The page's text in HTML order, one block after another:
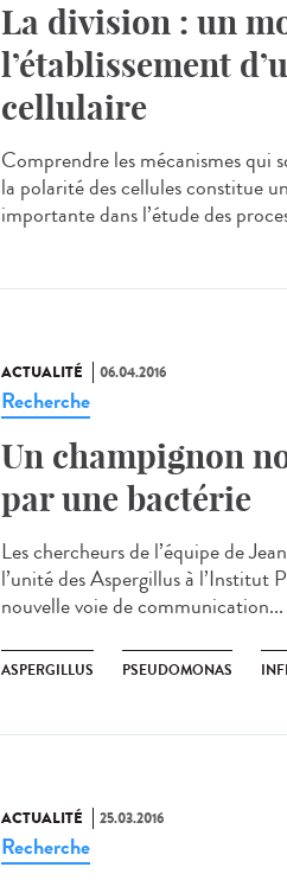
La division : un
l’établissement
cellulaire
Comprendre les mécanismes qui
la polarité des cellules constitue
importante dans l’étude des
ACTUALITÉ 06.04.2016
Recherche
Un champignon
par une bactérie
Les chercheurs de l’équipe de
l’unité des Aspergillus à
nouvelle voie de communication...
ASPERGILLUS PSEUDOMONAS
ACTUALITÉ 25.03.2016
Recherche